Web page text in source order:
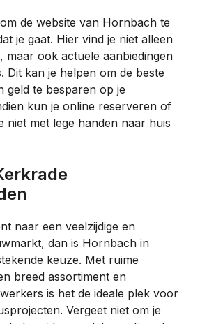
de website van Hornbach te
je gaat. Hier vind je niet alleen
maar ook actuele aanbiedingen
Dit kan je helpen om de beste
geld te besparen op je
kun je online reserveren of
niet met lege handen naar huis
naar een veelzijdige en
dan is Hornbach in
keuze. Met ruime
breed assortiment en
is het de ideale plek voor
Vergeet niet om je